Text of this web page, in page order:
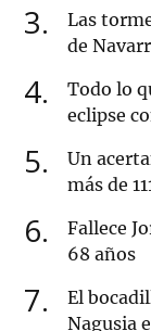
3
Las
de
4
Todo lo
eclipse
5
Un
más de
6
Fallece
68 años
7
El
Nagusia